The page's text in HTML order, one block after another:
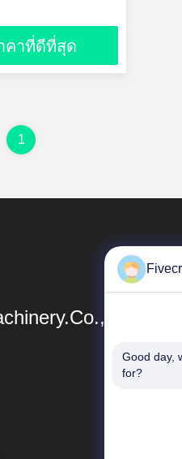
คาที่ดีที่สุด
1
Ltd.
Good day,
for?